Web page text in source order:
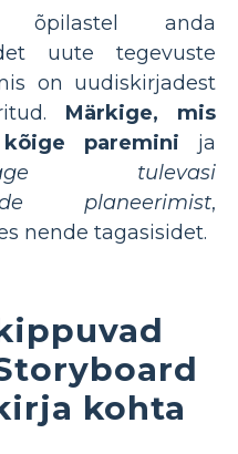
õpilastel anda
uute tegevuste
on uudiskirjadest
Märkige, mis
paremini ja
tulevasi
planeerimist,
nende tagasisidet.
kohta